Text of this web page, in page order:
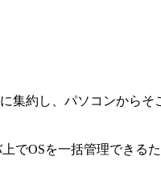
約し、パソコンからそ
でOSを一括管理できる